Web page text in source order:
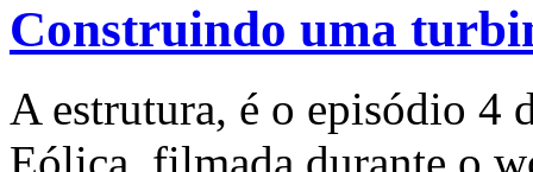
Construindo uma
A estrutura, é o episódio 4